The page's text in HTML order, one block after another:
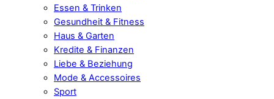
Essen & Trinken
Gesundheit & Fitness
Haus & Garten
Kredite & Finanzen
Liebe & Beziehung
Mode & Accessoires
Sport